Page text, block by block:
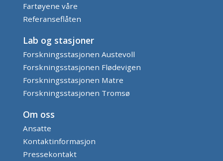
Fartøyene våre
Referanseflåten
Lab og stasjoner
Forskningsstasjonen Austevoll
Forskningsstasjonen Flødevigen
Forskningsstasjonen Matre
Forskningsstasjonen Tromsø
Om oss
Ansatte
Kontaktinformasjon
Pressekontakt